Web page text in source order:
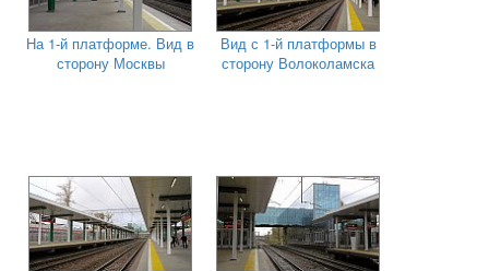
На 1-й платформе. Вид в
сторону Москвы
Вид с 1-й платформы в
сторону Волоколамска